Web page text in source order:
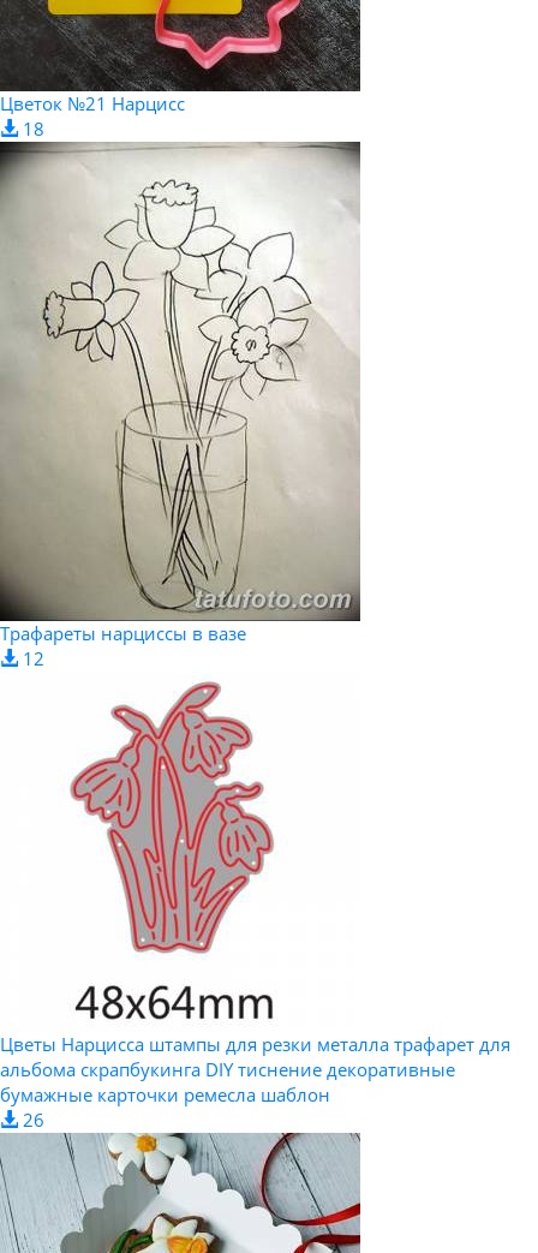
Цветок №21 Нарцисс
18
Трафареты нарциссы в вазе
12
Цветы Нарцисса штампы для резки металла трафарет для
альбома скрапбукинга DIY тиснение декоративные
бумажные карточки ремесла шаблон
26